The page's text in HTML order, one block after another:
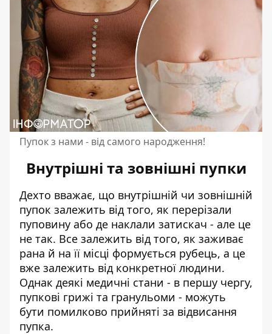
Пупок з нами - від самого народження!
Внутрішні та зовнішні пупки
Дехто вважає, що внутрішній чи зовнішній
пупок залежить від того, як перерізали
пуповину або де наклали затискач - але це
не так. Все залежить від того, як заживає
рана й на її місці формується рубець, а це
вже залежить від конкретної людини.
Однак деякі медичні стани - в першу чергу,
пупкові грижі та гранульоми - можуть
бути помилково прийняті за відвисання
пупка.